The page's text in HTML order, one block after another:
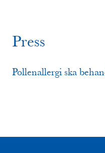
Press
​Pollenallergi ska